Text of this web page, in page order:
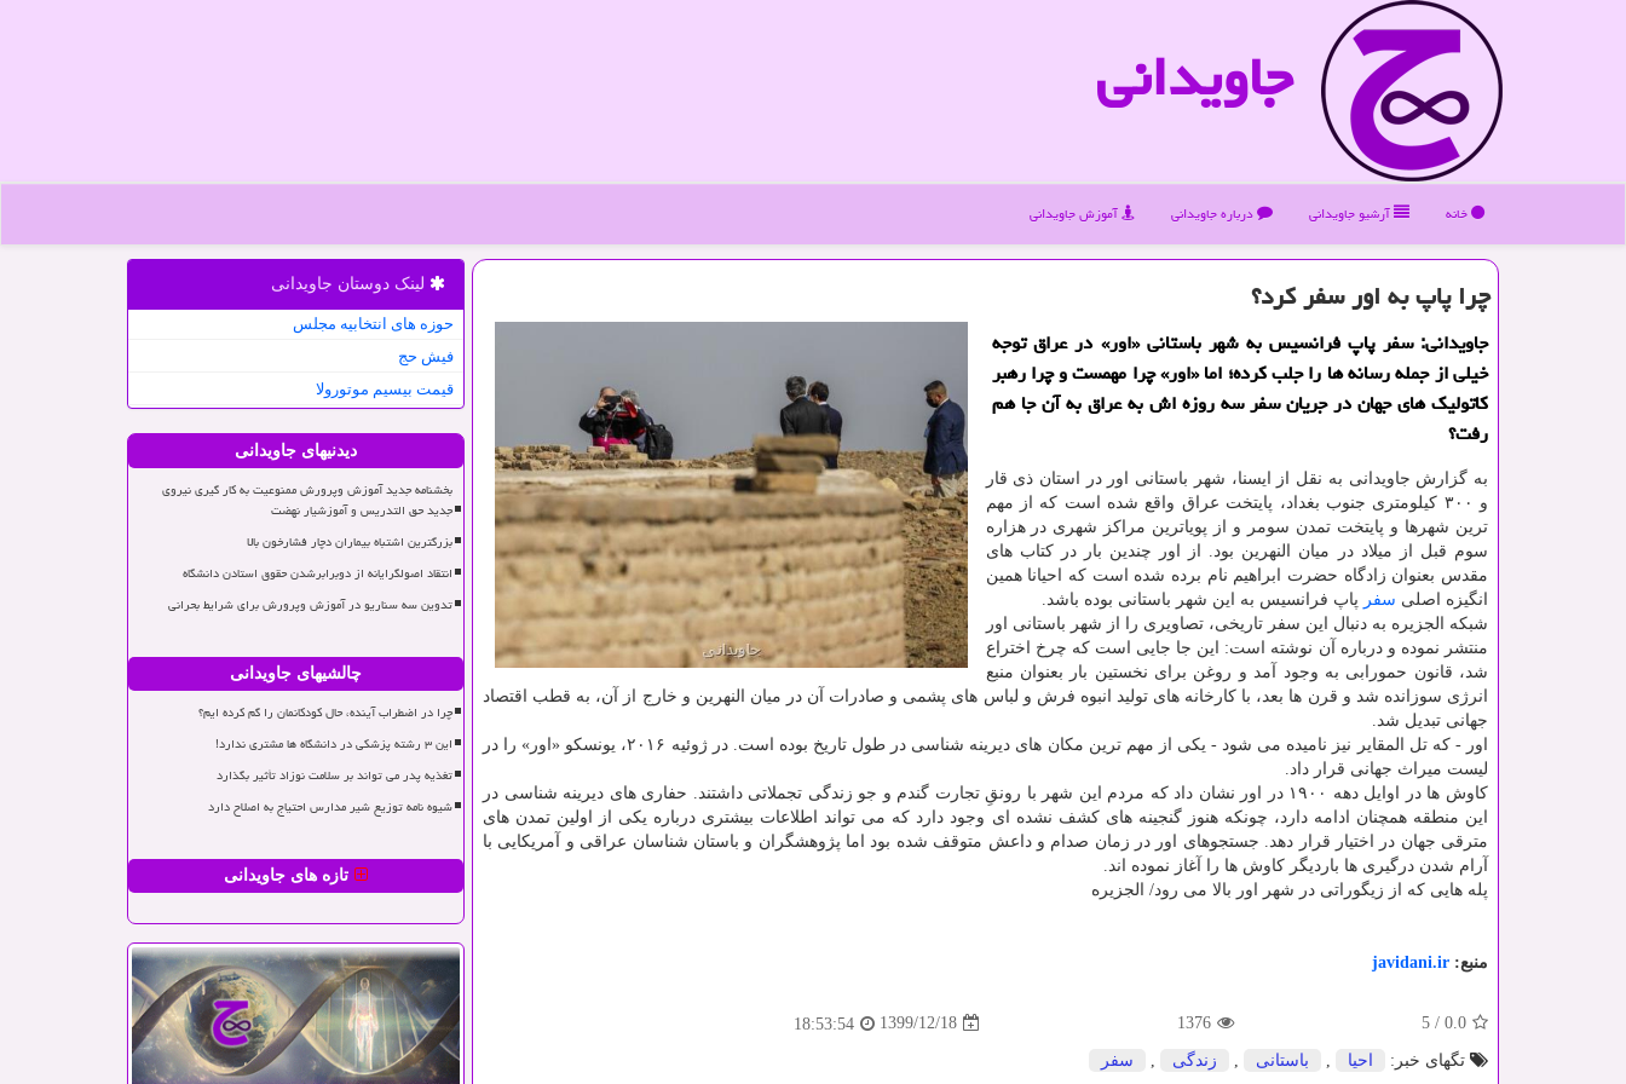
جاویدانی
خانه آرشیو جاویدانی درباره جاویدانی آموزش جاویدانی
چرا پاپ به اور سفر كرد؟
جاویدانی: سفر پاپ فرانسیس به شهر باستانی «اور» در عراق توجه
خیلی از جمله رسانه ها را جلب کرده؛ اما «اور» چرا مهمست و چرا رهبر
کاتولیک های جهان در جریان سفر سه روزه اش به عراق به آن جا هم
رفت؟
به گزارش جاویدانی به نقل از ایسنا، شهر باستانی اور در استان ذی قار
و ۳۰۰ کیلومتری جنوب بغداد، پایتخت عراق واقع شده است که از مهم
ترین شهرها و پایتخت تمدن سومر و از پویاترین مراکز شهری در هزاره
سوم قبل از میلاد در میان النهرین بود. از اور چندین بار در کتاب های
مقدس بعنوان زادگاه حضرت ابراهیم نام برده شده است که احیانا همین
انگیزه اصلی سفر پاپ فرانسیس به این شهر باستانی بوده باشد.
شبکه الجزیره به دنبال این سفر تاریخی، تصاویری را از شهر باستانی اور
منتشر نموده و درباره آن نوشته است: این جا جایی است که چرخ اختراع
شد، قانون حمورابی به وجود آمد و روغن برای نخستین بار بعنوان منبع
انرژی سوزانده شد و قرن ها بعد، با کارخانه های تولید انبوه فرش و لباس های پشمی و صادرات آن در میان النهرین و خارج از آن، به قطب اقتصاد
جهانی تبدیل شد.
اور - که تل المقایر نیز نامیده می شود - یکی از مهم ترین مکان های دیرینه شناسی در طول تاریخ بوده است. در ژوئیه ۲۰۱۶، یونسکو «اور» را در
لیست میراث جهانی قرار داد.
کاوش ها در اوایل دهه ۱۹۰۰ در اور نشان داد که مردم این شهر با رونقِ تجارت گندم و جو زندگی تجملاتی داشتند. حفاری های دیرینه شناسی در
این منطقه همچنان ادامه دارد، چونکه هنوز گنجینه های کشف نشده ای وجود دارد که می تواند اطلاعات بیشتری درباره یکی از اولین تمدن های
مترقی جهان در اختیار قرار دهد. جستجوهای اور در زمان صدام و داعش متوقف شده بود اما پژوهشگران و باستان شناسان عراقی و آمریکایی با
آرام شدن درگیری ها باردیگر کاوش ها را آغاز نموده اند.
پله هایی که از زیگوراتی در شهر اور بالا می رود/ الجزیره
منبع: javidani.ir
0.0
/
5
1376
1399/12/18
18:53:54
تگهای خبر:
احیا باستانی زندگی سفر
لینک دوستان جاویدانی
حوزه های انتخابیه مجلس
فیش حج
قیمت بیسیم موتورولا
دیدنیهای جاویدانی
بخشنامه جدید آموزش وپرورش ممنوعیت به کار گیری نیروی
جدید حق التدریس و آموزشیار نهضت
بزرگترین اشتباه بیماران دچار فشارخون بالا
انتقاد اصولگرایانه از دوبرابرشدن حقوق استادن دانشگاه
تدوین سه سناریو در آموزش وپرورش برای شرایط بحرانی
چالشیهای جاویدانی
چرا در اضطراب آینده، حال کودکانمان را گم کرده ایم؟
این ۳ رشته پزشکی در دانشگاه ها مشتری ندارد!
تغذیه پدر می تواند بر سلامت نوزاد تأثیر بگذارد
شیوه نامه توزیع شیر مدارس احتیاج به اصلاح دارد
تازه های جاویدانی